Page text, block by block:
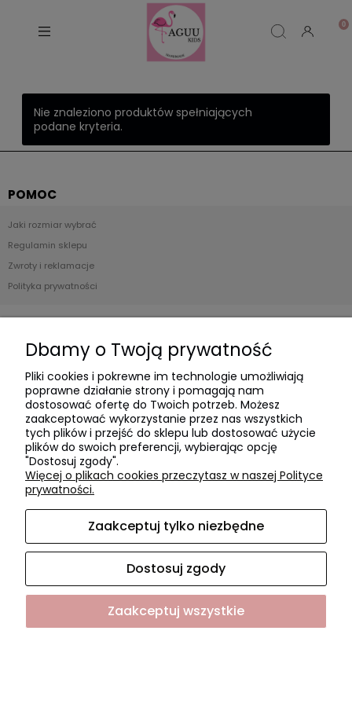
Nie znaleziono produktów spełniających
podane kryteria.
POMOC
Jaki rozmiar wybrać
Regulamin sklepu
Zwroty i reklamacje
Polityka prywatności
Czas realizacji zamówienia
Czas i koszty dostawy
Formy płatności
O NAS
O firmie
Współpraca
Sklep internetowy Shoper.pl
Pokaż pełną wersję strony
Dbamy o Twoją prywatność
Pliki cookies i pokrewne im technologie umożliwiają
poprawne działanie strony i pomagają nam
dostosować ofertę do Twoich potrzeb. Możesz
zaakceptować wykorzystanie przez nas wszystkich
tych plików i przejść do sklepu lub dostosować użycie
plików do swoich preferencji, wybierając opcję
"Dostosuj zgody".
Więcej o plikach cookies przeczytasz w naszej Polityce
prywatności.
Zaakceptuj tylko niezbędne
Dostosuj zgody
Zaakceptuj wszystkie